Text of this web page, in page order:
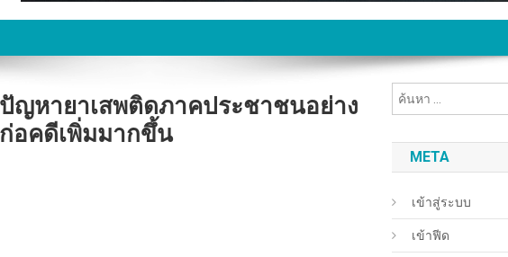
ญหายาเสพติดภาคประชาชนอย่าง
อคดีเพิ่มมากขึ้น
META
เข้าสู่ระบบ
เข้าฟีด